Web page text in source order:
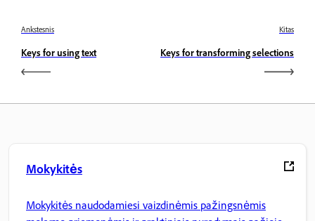
Ankstesnis
Keys for using text
Kitas
Keys for transforming selections
Mokykitės
Mokykitės naudodamiesi vaizdinėmis pažingsnėmis